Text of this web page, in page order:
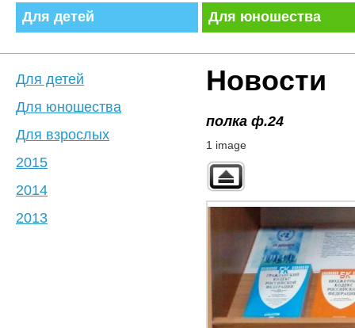
Для детей Для юношества
Новости
полка ф.24
1 image
Для детей
Для юношества
Для взрослых
2015
2014
2013